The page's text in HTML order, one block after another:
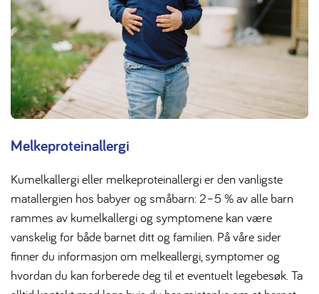
Melkeproteinallergi
Kumelkallergi eller melkeproteinallergi er den vanligste
matallergien hos babyer og småbarn: 2–5 % av alle barn
rammes av kumelkallergi og symptomene kan være
vanskelig for både barnet ditt og familien. På våre sider
finner du informasjon om melkeallergi, symptomer og
hvordan du kan forberede deg til et eventuelt legebesøk. Ta